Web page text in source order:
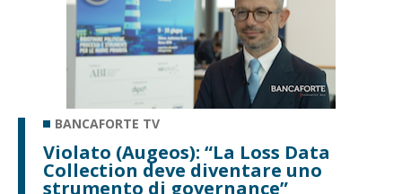
BANCAFORTE TV
Violato (Augeos): “La Loss Data
Collection deve diventare uno
strumento di governance”